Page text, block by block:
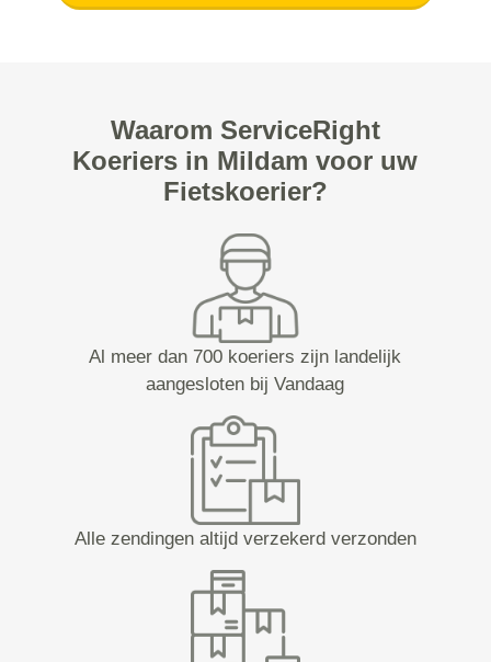
Waarom ServiceRight
Koeriers in Mildam voor uw
Fietskoerier?
Al meer dan 700 koeriers zijn landelijk
aangesloten bij Vandaag
Alle zendingen altijd verzekerd verzonden